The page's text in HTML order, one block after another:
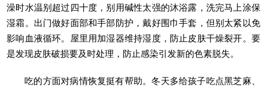
澡时水温别超过四十度，别用碱性太强的沐浴露，洗完马上涂保
湿霜。出门做好面部和手部防护，戴好围巾手套，但别太紧以免
影响血液循环。屋里用加湿器维持湿度，防止皮肤干燥裂开。要
是发现皮肤破损要及时处理，防止感染引发新的色素脱失。
吃的方面对病情恢复挺有帮助。冬天多给孩子吃点黑芝麻、